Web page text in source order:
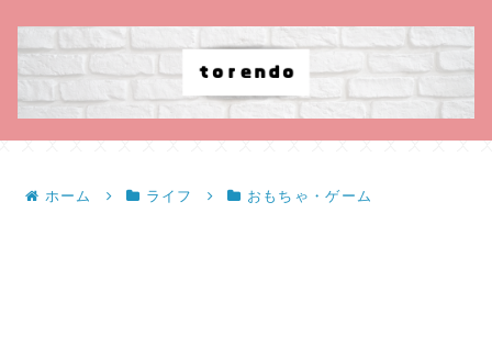
ホーム ライフ おもちゃ・ゲーム